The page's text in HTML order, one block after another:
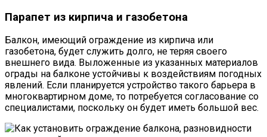
Парапет из кирпича и газобетона
Балкон, имеющий ограждение из кирпича или
газобетона, будет служить долго, не теряя своего
внешнего вида. Выложенные из указанных материалов
ограды на балконе устойчивы к воздействиям погодных
явлений. Если планируется устройство такого барьера в
многоквартирном доме, то потребуется согласование со
специалистами, поскольку он будет иметь большой вес.